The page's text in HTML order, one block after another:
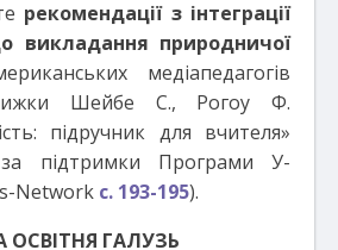
рекомендації з інтеграції
викладання природничої
медіапедагогів
Шейбе С., Рогоу Ф.
підручник для вчителя»
підтримки Програми У-
Network с. 193-195).
ОСВІТНЯ ГАЛУЗЬ